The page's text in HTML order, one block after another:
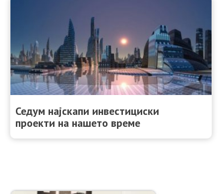
Седум најскапи инвестициски
проекти на нашето време